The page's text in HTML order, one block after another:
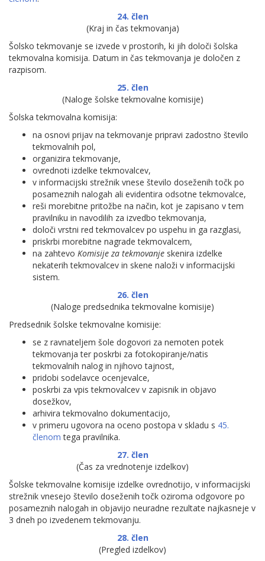
24. člen
(Kraj in čas tekmovanja)
Šolsko tekmovanje se izvede v prostorih, ki jih določi šolska
tekmovalna komisija. Datum in čas tekmovanja je določen z
razpisom.
25. člen
(Naloge šolske tekmovalne komisije)
Šolska tekmovalna komisija:
na osnovi prijav na tekmovanje pripravi zadostno število
tekmovalnih pol,
organizira tekmovanje,
ovrednoti izdelke tekmovalcev,
v informacijski strežnik vnese število doseženih točk po
posameznih nalogah ali evidentira odsotne tekmovalce,
reši morebitne pritožbe na način, kot je zapisano v tem
pravilniku in navodilih za izvedbo tekmovanja,
določi vrstni red tekmovalcev po uspehu in ga razglasi,
priskrbi morebitne nagrade tekmovalcem,
na zahtevo Komisije za tekmovanje skenira izdelke
nekaterih tekmovalcev in skene naloži v informacijski
sistem.
26. člen
(Naloge predsednika tekmovalne komisije)
Predsednik šolske tekmovalne komisije:
se z ravnateljem šole dogovori za nemoten potek
tekmovanja ter poskrbi za fotokopiranje/natis
tekmovalnih nalog in njihovo tajnost,
pridobi sodelavce ocenjevalce,
poskrbi za vpis tekmovalcev v zapisnik in objavo
dosežkov,
arhivira tekmovalno dokumentacijo,
v primeru ugovora na oceno postopa v skladu s 45.
členom tega pravilnika.
27. člen
(Čas za vrednotenje izdelkov)
Šolske tekmovalne komisije izdelke ovrednotijo, v informacijski
strežnik vnesejo število doseženih točk oziroma odgovore po
posameznih nalogah in objavijo neuradne rezultate najkasneje v
3 dneh po izvedenem tekmovanju.
28. člen
(Pregled izdelkov)